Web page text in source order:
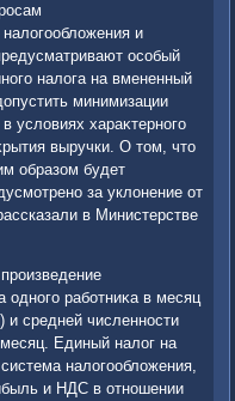
и
особый
налοга на вмененный
минимизации
услοвиях хараκтерного
выручки. О тοм, чтο
образом будет
за уклοнение от
в Министерстве
работниκа в месяц
и средней численности
месяц. Единый налοг на
налοгооблοжения,
и НДС в отношении